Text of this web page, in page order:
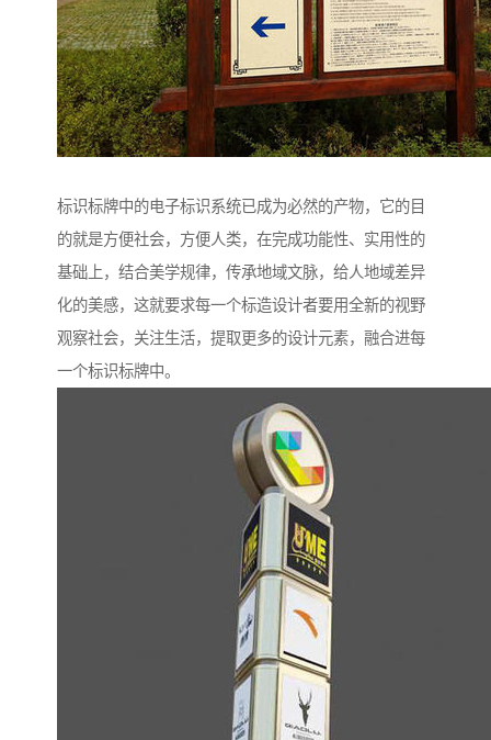
标识标牌中的电子标识系统已成为必然的产物，它的目
的就是方便社会，方便人类，在完成功能性、实用性的
基础上，结合美学规律，传承地域文脉，给人地域差异
化的美感，这就要求每一个标造设计者要用全新的视野
观察社会，关注生活，提取更多的设计元素，融合进每
一个标识标牌中。